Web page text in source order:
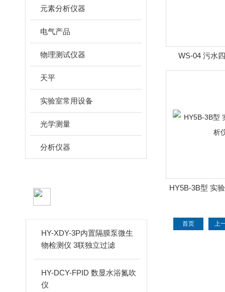
元素分析仪器
电气产品
物理测试仪器
天平
实验室常用设备
光学测量
分析仪器
HY-XDY-3P内置隔膜泵微生
物检测仪 3联独立过滤
HY-DCY-FPID 数显水浴氮吹
仪
WS-04 污水
HY5B-3B型 实
首页 上